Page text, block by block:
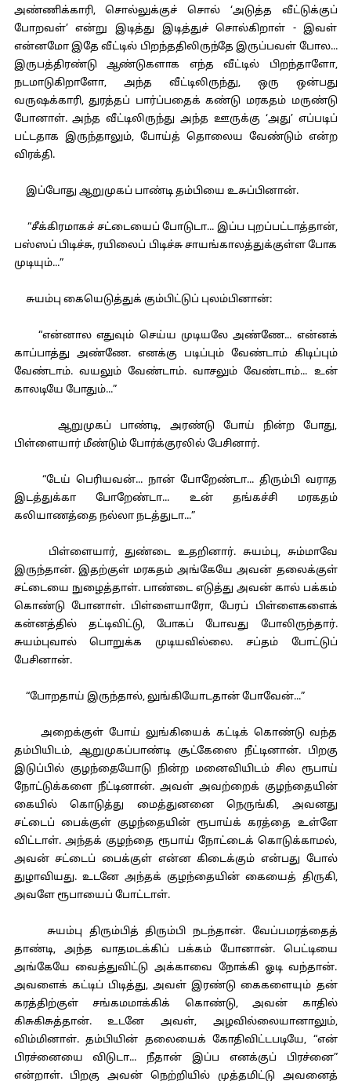
அண்ணிக்காரி, சொல்லுக்குச் சொல் ‘அடுத்த வீட்டுக்குப்
போறவள்’ என்று இடித்து இடித்துச் சொல்கிறாள் - இவள்
என்னமோ இதே வீட்டில் பிறந்ததிலிருந்தே இருப்பவள் போல...
இருபத்திரண்டு ஆண்டுகளாக எந்த வீட்டில் பிறந்தாளோ,
நடமாடுகிறாளோ, அந்த வீட்டிலிருந்து, ஒரு ஒன்பது
வருஷக்காரி, துரத்தப் பார்ப்பதைக் கண்டு மரகதம் மருண்டு
போனாள். அந்த வீட்டிலிருந்து அந்த ஊருக்கு ‘அது’ எப்படிப்
பட்டதாக இருந்தாலும், போய்த் தொலைய வேண்டும் என்ற
விரக்தி.
இப்போது ஆறுமுகப் பாண்டி தம்பியை உசுப்பினான்.
“சீக்கிரமாகச் சட்டையைப் போடுடா... இப்ப புறப்பட்டாத்தான்,
பஸ்ஸப் பிடிச்சு, ரயிலைப் பிடிச்சு சாயங்காலத்துக்குள்ள போக
முடியும்...”
சுயம்பு கையெடுத்துக் கும்பிட்டுப் புலம்பினான்:
“என்னால எதுவும் செய்ய முடியலே அண்ணே... என்னக்
காப்பாத்து அண்ணே. எனக்கு படிப்பும் வேண்டாம் கிடிப்பும்
வேண்டாம். வயலும் வேண்டாம். வாசலும் வேண்டாம்... உன்
காலடியே போதும்...”
ஆறுமுகப் பாண்டி, அரண்டு போய் நின்ற போது,
பிள்ளையார் மீண்டும் போர்க்குரலில் பேசினார்.
“டேய் பெரியவன்... நான் போறேண்டா... திரும்பி வராத
இடத்துக்கா போறேண்டா... உன் தங்கச்சி மரகதம்
கலியாணத்தை நல்லா நடத்துடா...”
பிள்ளையார், துண்டை உதறினார். சுயம்பு, சும்மாவே
இருந்தான். இதற்குள் மரகதம் அங்கேயே அவன் தலைக்குள்
சட்டையை நுழைத்தாள். பாண்டை எடுத்து அவன் கால் பக்கம்
கொண்டு போனாள். பிள்ளையாரோ, பேரப் பிள்ளைகளைக்
கன்னத்தில் தட்டிவிட்டு, போகப் போவது போலிருந்தார்.
சுயம்புவால் பொறுக்க முடியவில்லை. சப்தம் போட்டுப்
பேசினான்.
“போறதாய் இருந்தால், லுங்கியோடதான் போவேன்...”
அறைக்குள் போய் லுங்கியைக் கட்டிக் கொண்டு வந்த
தம்பியிடம், ஆறுமுகப்பாண்டி சூட்கேஸை நீட்டினான். பிறகு
இடுப்பில் குழந்தையோடு நின்ற மனைவியிடம் சில ரூபாய்
நோட்டுக்களை நீட்டினான். அவள் அவற்றைக் குழந்தையின்
கையில் கொடுத்து மைத்துனனை நெருங்கி, அவனது
சட்டைப் பைக்குள் குழந்தையின் ரூபாய்க் கரத்தை உள்ளே
விட்டாள். அந்தக் குழந்தை ரூபாய் நோட்டைக் கொடுக்காமல்,
அவன் சட்டைப் பைக்குள் என்ன கிடைக்கும் என்பது போல்
துழாவியது. உடனே அந்தக் குழந்தையின் கையைத் திருகி,
அவளே ரூபாயைப் போட்டாள்.
சுயம்பு திரும்பித் திரும்பி நடந்தான். வேப்பமரத்தைத்
தாண்டி, அந்த வாதமடக்கிப் பக்கம் போனான். பெட்டியை
அங்கேயே வைத்துவிட்டு அக்காவை நோக்கி ஓடி வந்தான்.
அவளைக் கட்டிப் பிடித்து, அவள் இரண்டு கைகளையும் தன்
கரத்திற்குள் சங்கமமாக்கிக் கொண்டு, அவன் காதில்
கிசுகிசுத்தான். உடனே அவள், அழவில்லையானாலும்,
விம்மினாள். தம்பியின் தலையைக் கோதிவிட்டபடியே, “என்
பிரச்னையை விடுடா... நீதான் இப்ப எனக்குப் பிரச்னை”
என்றாள். பிறகு அவன் நெற்றியில் முத்தமிட்டு அவனைத்